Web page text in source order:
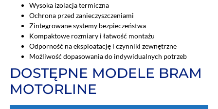
Wysoka izolacja termiczna
Ochrona przed zanieczyszczeniami
Zintegrowane systemy bezpieczeństwa
Kompaktowe rozmiary i łatwość montażu
Odporność na eksploatację i czynniki zewnętrzne
Możliwość dopasowania do indywidualnych potrzeb
DOSTĘPNE MODELE BRAM
MOTORLINE